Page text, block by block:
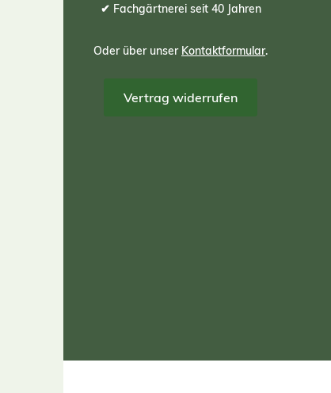
✔ Fachgärtnerei seit 40 Jahren
Oder über unser Kontaktformular.
Vertrag widerrufen